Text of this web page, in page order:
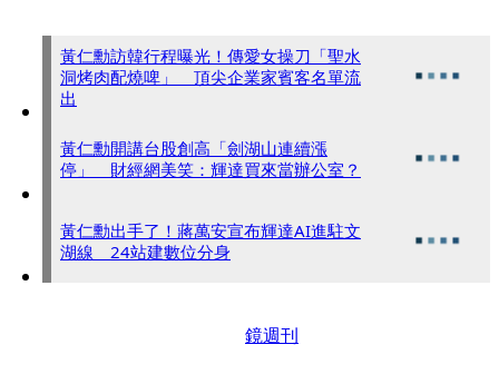
黃仁勳訪韓行程曝光！傳愛女操刀「聖水
洞烤肉配燒啤」 頂尖企業家賓客名單流
出
黃仁勳開講台股創高「劍湖山連續漲
停」 財經網美笑：輝達買來當辦公室？
黃仁勳出手了！蔣萬安宣布輝達AI進駐文
湖線 24站建數位分身
鏡週刊